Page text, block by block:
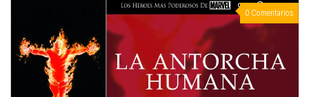
0 Comentarios